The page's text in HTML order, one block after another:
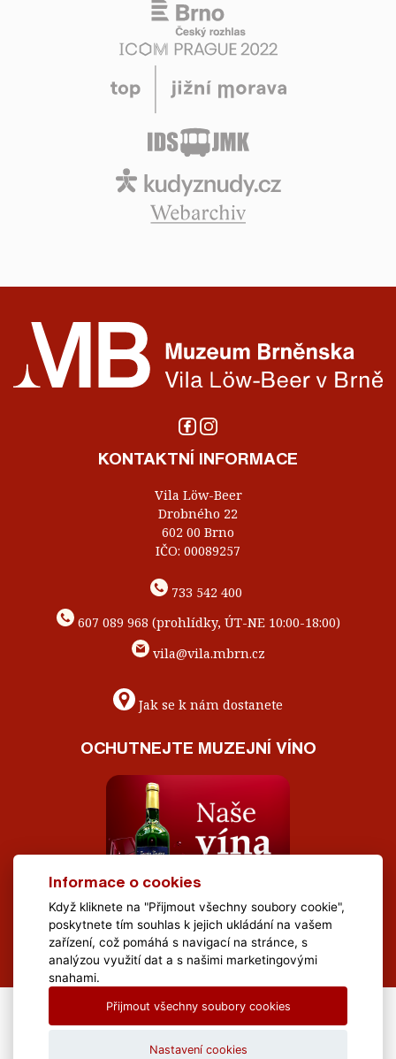
KONTAKTNÍ INFORMACE
Vila Löw-Beer
Drobného 22
602 00 Brno
IČO: 00089257
733 542 400
607 089 968 (prohlídky, ÚT-NE 10:00-18:00)
vila@vila.mbrn.cz
Jak se k nám dostanete
OCHUTNEJTE MUZEJNÍ VÍNO
All Rights Reserved Muzeum Brněnska © 2020, Webdesign by
Informace o cookies
Když kliknete na "Přijmout všechny soubory cookie",
poskytnete tím souhlas k jejich ukládání na vašem
zařízení, což pomáhá s navigací na stránce, s
analýzou využití dat a s našimi marketingovými
snahami.
Přijmout všechny soubory cookies
Nastavení cookies